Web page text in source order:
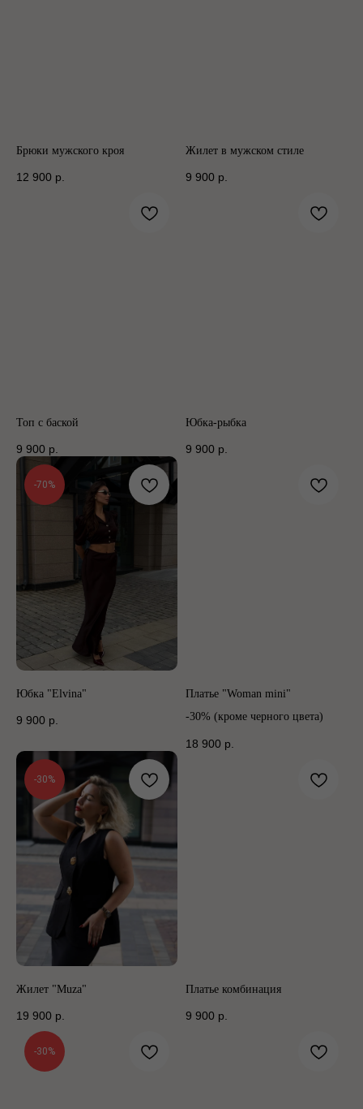
Брюки мужского кроя
12 900 р.
Жилет в мужском стиле
9 900 р.
Топ с баской
9 900 р.
Юбка-рыбка
9 900 р.
-70%
Юбка "Elvina"
9 900 р.
Платье "Woman mini"
-30% (кроме черного цвета)
18 900 р.
-30%
Жилет "Muza"
19 900 р.
Платье комбинация
9 900 р.
-30%